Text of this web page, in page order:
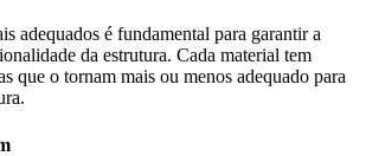
adequados é fundamental para garantir a
da estrutura. Cada material tem
que o tornam mais ou menos adequado para